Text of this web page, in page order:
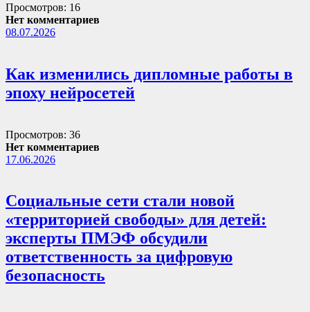
Просмотров: 16
Нет комментариев
08.07.2026
Как изменились дипломные работы в
эпоху нейросетей
Просмотров: 36
Нет комментариев
17.06.2026
Социальные сети стали новой
«территорией свободы» для детей:
эксперты ПМЭФ обсудили
ответственность за цифровую
безопасность